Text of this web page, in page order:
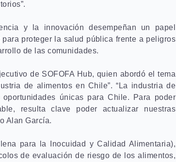
y la innovación desempeñan un papel
proteger la salud pública frente a peligros
de las comunidades.
de SOFOFA Hub, quien abordó el tema
de alimentos en Chile”. “La industria de
únicas para Chile. Para poder
resulta clave poder actualizar nuestras
Alan García.
para la Inocuidad y Calidad Alimentaria),
de evaluación de riesgo de los alimentos,